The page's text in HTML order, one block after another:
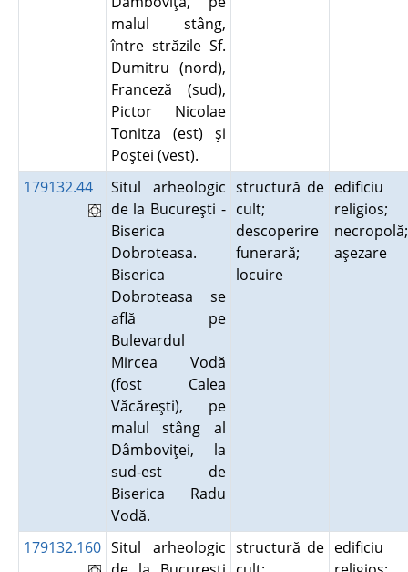
malul stâng,
între străzile Sf.
Dumitru (nord),
Franceză (sud),
Pictor Nicolae
Tonitza (est) şi
Poştei (vest).
179132.44
Situl arheologic
de la Bucureşti -
Biserica
Dobroteasa.
Biserica
Dobroteasa se
află pe
Bulevardul
Mircea Vodă
(fost Calea
Văcăreşti), pe
malul stâng al
Dâmboviţei, la
sud-est de
Biserica Radu
Vodă.
structură de
cult;
descoperire
funerară;
locuire
edificiu
religios;
necropolă;
aşezare
179132.160 Situl arheologic structură de edificiu